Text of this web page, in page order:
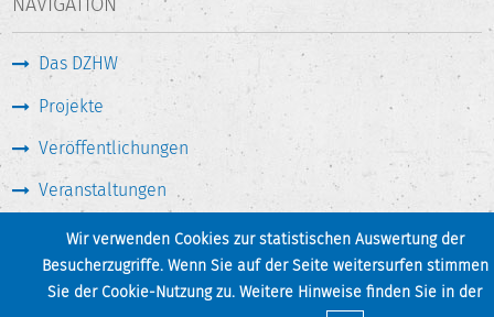
Wir verwenden Cookies zur statistischen Auswertung der
Besucherzugriffe. Wenn Sie auf der Seite weitersurfen stimmen
Sie der Cookie-Nutzung zu. Weitere Hinweise finden Sie in der
Das DZHW
Projekte
Veröffentlichungen
Veranstaltungen
Medien & Service
Zum Seitenanfang